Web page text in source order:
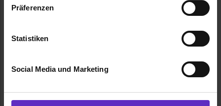
Benutzung der Webseite getroffenen Einstellungen zu
Webseite zu analysieren („Statistiken“), um
Informationen zu deiner Verwendung unserer Website an
Analysen weiterzugeben und um Inhalte und Anzeigen zu
Partner führen diese Informationen möglicherweise mit
Präferenzen
Statistiken
Social Media und Marketing
59757 Arnsberg
E-Mail anzeigen